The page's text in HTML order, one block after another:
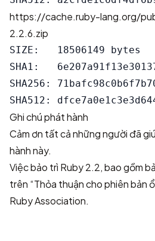
https://cache.ruby-lang.org/
2.2.6.zip
SIZE:   18506149 bytes
SHA1:
SHA256:
Ghi chú phát hành
Cảm ơn tất cả những người đã
hành này.
Việc bảo trì Ruby 2.2, bao gồm
trên “Thỏa thuận cho phiên bản
Ruby Association.